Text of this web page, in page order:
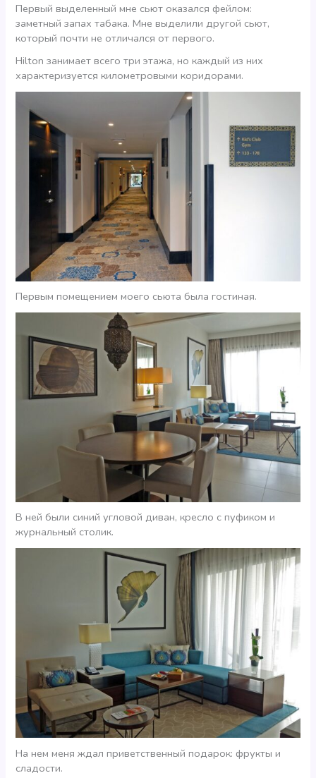
Первый выделенный мне сьют оказался фейлом:
заметный запах табака. Мне выделили другой сьют,
который почти не отличался от первого.
Hilton занимает всего три этажа, но каждый из них
характеризуется километровыми коридорами.
Первым помещением моего сьюта была гостиная.
В ней были синий угловой диван, кресло с пуфиком и
журнальный столик.
На нем меня ждал приветственный подарок: фрукты и
сладости.